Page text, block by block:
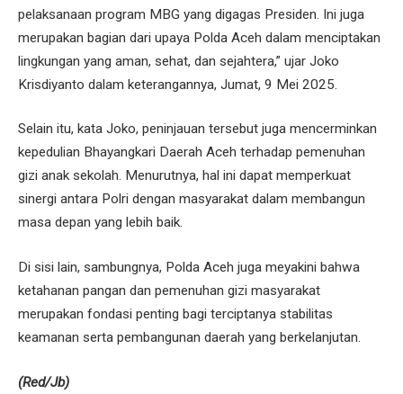
pelaksanaan program MBG yang digagas Presiden. Ini juga
merupakan bagian dari upaya Polda Aceh dalam menciptakan
lingkungan yang aman, sehat, dan sejahtera,” ujar Joko
Krisdiyanto dalam keterangannya, Jumat, 9 Mei 2025.
Selain itu, kata Joko, peninjauan tersebut juga mencerminkan
kepedulian Bhayangkari Daerah Aceh terhadap pemenuhan
gizi anak sekolah. Menurutnya, hal ini dapat memperkuat
sinergi antara Polri dengan masyarakat dalam membangun
masa depan yang lebih baik.
Di sisi lain, sambungnya, Polda Aceh juga meyakini bahwa
ketahanan pangan dan pemenuhan gizi masyarakat
merupakan fondasi penting bagi terciptanya stabilitas
keamanan serta pembangunan daerah yang berkelanjutan.
(Red/Jb)